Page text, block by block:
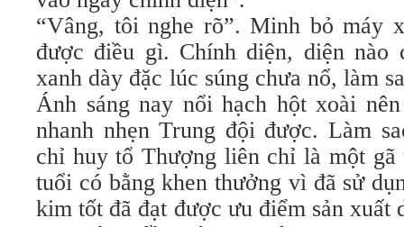
“Vâng, tôi nghe rõ”. Minh bỏ máy
được điều gì. Chính diện, diện nào
xanh dày đặc lúc súng chưa nổ, làm
Ánh sáng nay nổi hạch hột xoài
nhanh nhẹn Trung đội được. Làm
chỉ huy tổ Thượng liên chỉ là một
tuổi có bằng khen thưởng vì đã sử
kim tốt đã đạt được ưu điểm sản xuất